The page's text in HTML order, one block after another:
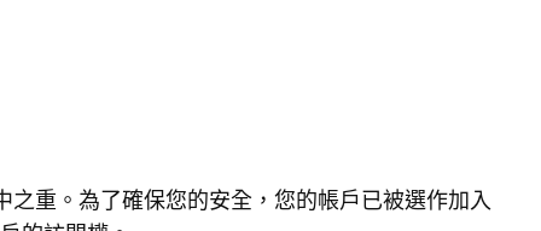
重。為了確保您的安全，您的帳戶已被選作加入